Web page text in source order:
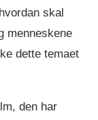
skal
menneskene
dette temaet
den har